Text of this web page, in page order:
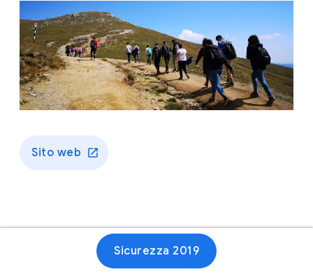
Sito web
Sicurezza 2019